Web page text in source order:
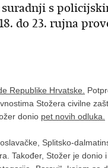
s
do 23. rujna
Republike Hrvatske.
Stožera civilne
donio pet novih odluka.
Splitsko-
Također, Stožer je donio i